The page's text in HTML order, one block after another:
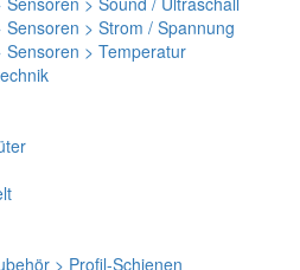
> Strom / Spannung
> Temperatur
> Profil-Schienen